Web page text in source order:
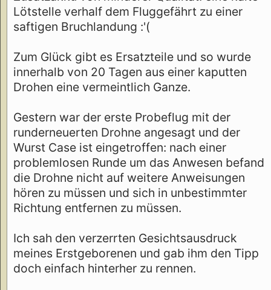
Lötstelle verhalf dem Fluggefährt zu einer
saftigen Bruchlandung :'(
Zum Glück gibt es Ersatzteile und so wurde
innerhalb von 20 Tagen aus einer kaputten
Drohen eine vermeintlich Ganze.
Gestern war der erste Probeflug mit der
runderneuerten Drohne angesagt und der
Wurst Case ist eingetroffen: nach einer
problemlosen Runde um das Anwesen befand
die Drohne nicht auf weitere Anweisungen
hören zu müssen und sich in unbestimmter
Richtung entfernen zu müssen.
Ich sah den verzerrten Gesichtsausdruck
meines Erstgeborenen und gab ihm den Tipp
doch einfach hinterher zu rennen.